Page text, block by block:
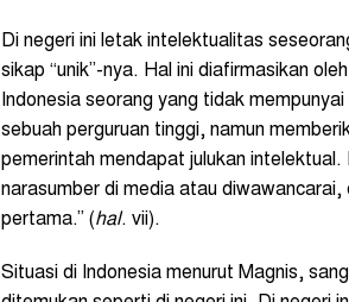
Di negeri ini letak intelektualitas
sikap “unik”-nya. Hal ini diafirmasikan
Indonesia seorang yang tidak
sebuah perguruan tinggi, namun
pemerintah mendapat julukan
narasumber di media atau diwawancarai,
pertama.” (hal. vii).
Situasi di Indonesia menurut Magnis,